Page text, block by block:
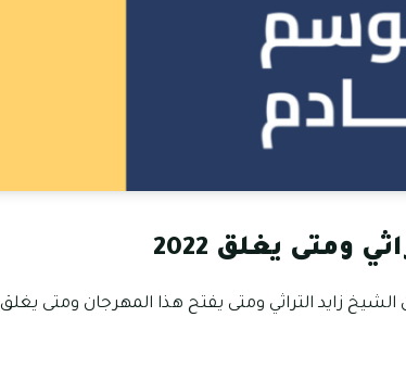
ومتى يغلق 2022
زايد التراثي ومتى يفتح هذا المهرجان ومتى يغلق